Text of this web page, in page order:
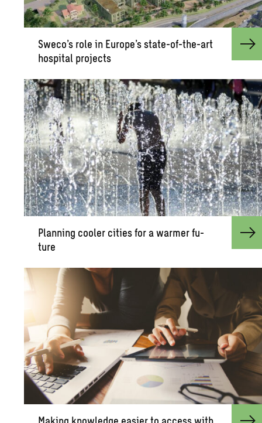
Sweco’s role in Eu­rope’s state-of-the-art
hos­pi­tal pro­jects
Plan­ning cooler cities for a warmer fu­
ture